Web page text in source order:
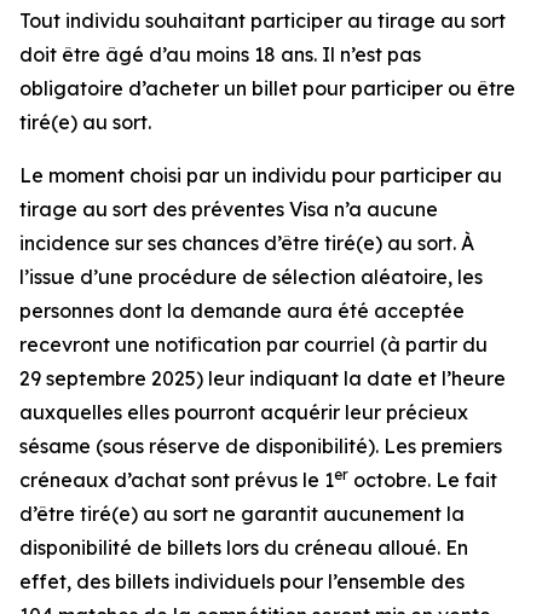
Tout individu souhaitant participer au tirage au sort
doit être âgé d’au moins 18 ans. Il n’est pas
obligatoire d’acheter un billet pour participer ou être
tiré(e) au sort.
Le moment choisi par un individu pour participer au
tirage au sort des préventes Visa n’a aucune
incidence sur ses chances d’être tiré(e) au sort. À
l’issue d’une procédure de sélection aléatoire, les
personnes dont la demande aura été acceptée
recevront une notification par courriel (à partir du
29 septembre 2025) leur indiquant la date et l’heure
auxquelles elles pourront acquérir leur précieux
sésame (sous réserve de disponibilité). Les premiers
créneaux d’achat sont prévus le 1er octobre. Le fait
d’être tiré(e) au sort ne garantit aucunement la
disponibilité de billets lors du créneau alloué. En
effet, des billets individuels pour l’ensemble des